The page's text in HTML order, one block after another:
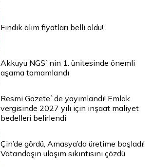
Fındık alım fiyatları belli oldu!
Akkuyu NGS`nin 1. ünitesinde önemli
aşama tamamlandı
Resmi Gazete`de yayımlandı! Emlak
vergisinde 2027 yılı için inşaat maliyet
bedelleri belirlendi
Çin’de gördü, Amasya’da üretime başladı!
Vatandaşın ulaşım sıkıntısını çözdü